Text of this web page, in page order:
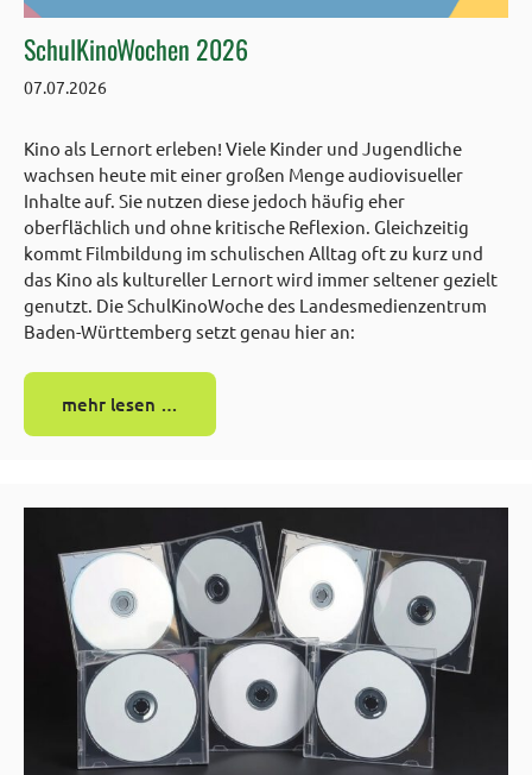
SchulKinoWochen 2026
07.07.2026
Kino als Lernort erleben! Viele Kinder und Jugendliche
wachsen heute mit einer großen Menge audiovisueller
Inhalte auf. Sie nutzen diese jedoch häufig eher
oberflächlich und ohne kritische Reflexion. Gleichzeitig
kommt Filmbildung im schulischen Alltag oft zu kurz und
das Kino als kultureller Lernort wird immer seltener gezielt
genutzt. Die SchulKinoWoche des Landesmedienzentrum
Baden-Württemberg setzt genau hier an:
mehr lesen …